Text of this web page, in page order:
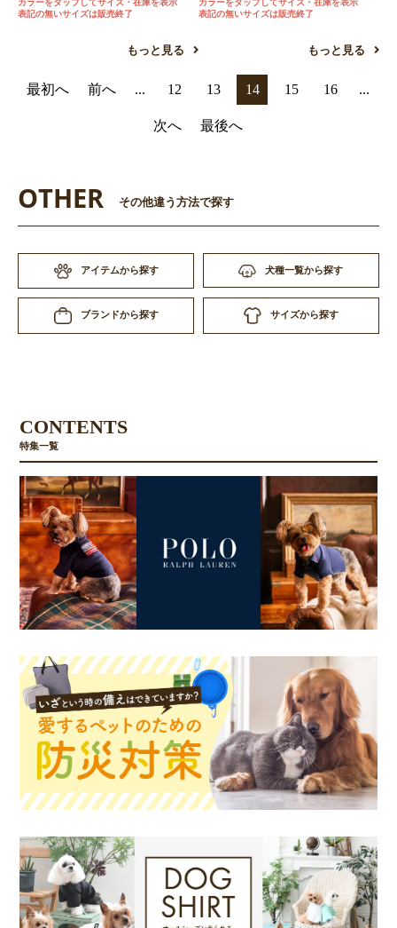
カラーをタップしてサイズ・在庫を表示
表記の無いサイズは販売終了
もっと見る
カラーをタップしてサイズ・在庫を表示
表記の無いサイズは販売終了
もっと見る
最初へ 前へ ... 12 13 14 15 16 ...
次へ 最後へ
OTHER その他違う方法で探す
アイテムから探す 犬種一覧から探す
ブランドから探す サイズから探す
CONTENTS
特集一覧